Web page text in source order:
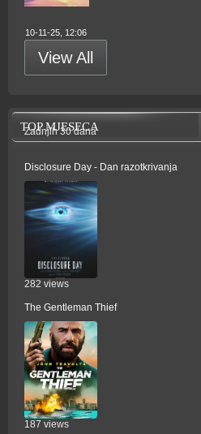
10-11-25, 12:06
View All
TOP MJESECA
Zadnjih 30 dana
Disclosure Day - Dan razotkrivanja
282 views
The Gentleman Thief
187 views